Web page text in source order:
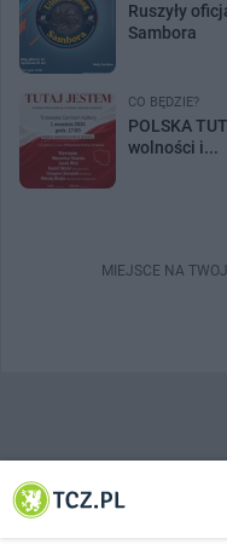
Ruszyły
Sambora
CO BĘDZIE?
POLSKA
wolności i...
MIEJSCE NA
© 2001-2026 Tczew - TCZ.PL